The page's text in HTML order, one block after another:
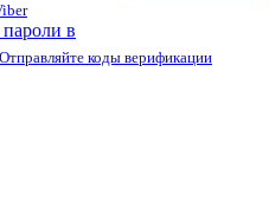
в
Отправляйте коды верификации